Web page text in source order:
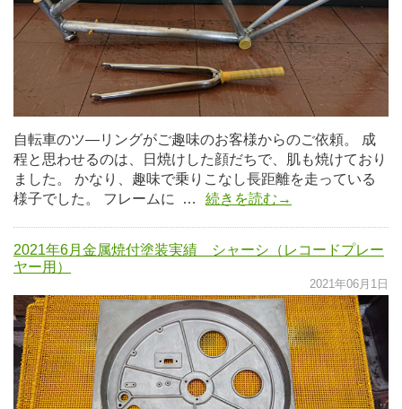
自転車のツ―リングがご趣味のお客様からのご依頼。 成
程と思わせるのは、日焼けした顔だちで、肌も焼けており
ました。 かなり、趣味で乗りこなし長距離を走っている
様子でした。 フレームに …
続きを読む→
2021年6月金属焼付塗装実績 シャーシ（レコードプレー
ヤー用）
2021年06月1日